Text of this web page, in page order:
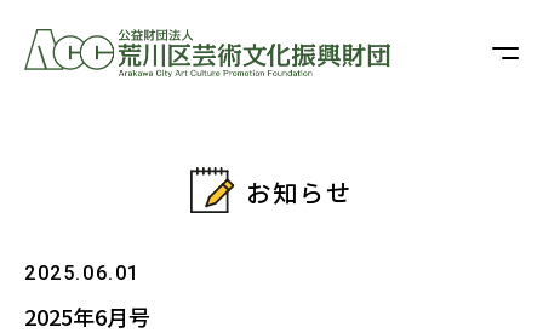
お知らせ
2025.06.01
2025年6月号